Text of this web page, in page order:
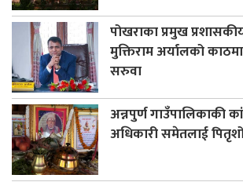
पोखराका प्रमुख
मुक्तिराम अर्यालको
सरुवा
अन्नपुर्ण गाउँपालिकाकी
अधिकारी समेतलाई